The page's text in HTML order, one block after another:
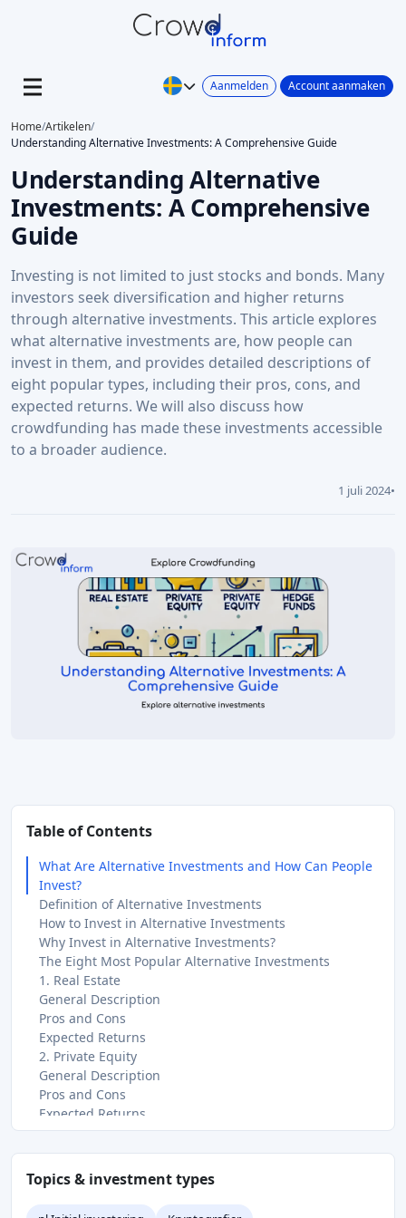
Aanmelden Account aanmaken
Home/Artikelen/
Understanding Alternative Investments: A Comprehensive Guide
Understanding Alternative
Investments: A Comprehensive
Guide
Investing is not limited to just stocks and bonds. Many
investors seek diversification and higher returns
through alternative investments. This article explores
what alternative investments are, how people can
invest in them, and provides detailed descriptions of
eight popular types, including their pros, cons, and
expected returns. We will also discuss how
crowdfunding has made these investments accessible
to a broader audience.
1 juli 2024•
Table of Contents
What Are Alternative Investments and How Can People
Invest?
Definition of Alternative Investments
How to Invest in Alternative Investments
Why Invest in Alternative Investments?
The Eight Most Popular Alternative Investments
1. Real Estate
General Description
Pros and Cons
Expected Returns
2. Private Equity
General Description
Pros and Cons
Expected Returns
General Description
Pros and Cons
Expected Returns
4. Commodities
Topics & investment types